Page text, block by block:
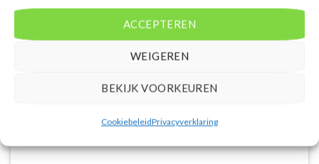
ACCEPTEREN
WEIGEREN
BEKIJK VOORKEUREN
CookiebeleidPrivacyverklaring
prijsklasse en aantal sterren. Pluspunt is de real-
time prijsinformatie en de mogelijkheid om direct op
de site te boeken. Daarnaast waardeer ik de
aanbevelingen voor bezienswaardigheden en